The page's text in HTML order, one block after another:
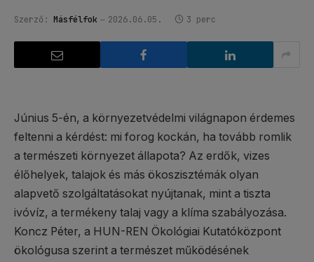
Szerző: Másfélfok 2026.06.05. 3 perc
Június 5-én, a környezetvédelmi világnapon érdemes
feltenni a kérdést: mi forog kockán, ha tovább romlik
a természeti környezet állapota? Az erdők, vizes
élőhelyek, talajok és más ökoszisztémák olyan
alapvető szolgáltatásokat nyújtanak, mint a tiszta
ivóvíz, a termékeny talaj vagy a klíma szabályozása.
Koncz Péter, a HUN-REN Ökológiai Kutatóközpont
ökológusa szerint a természet működésének